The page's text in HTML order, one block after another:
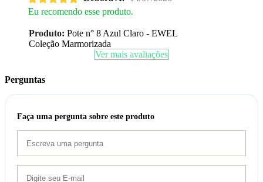
Eu recomendo esse produto.
Produto: Pote n° 8 Azul Claro - EWEL
Coleção Marmorizada
Ver mais avaliações
Perguntas
Faça uma pergunta sobre este produto